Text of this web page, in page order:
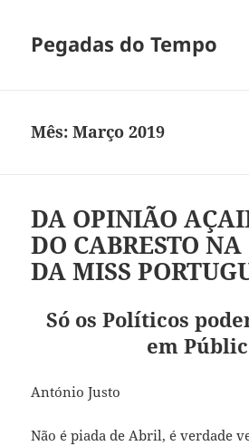
Pegadas do Tempo
Mês:Março 2019
DA OPINIÃO
DO CABRESTO
DA MISS
Só os Políticos
em
António Justo
Não é piada de Abril, é verdade